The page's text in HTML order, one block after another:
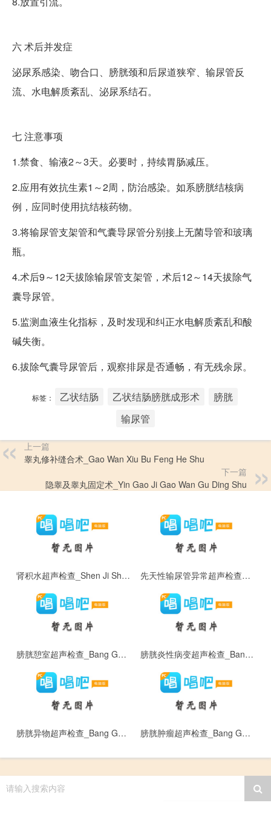
六术后并发症
泌尿系感染、吻合口、膀胱颈和后尿道狭窄、输尿管反
流、水电解质紊乱、泌尿系结石。
七注意事项
1.禁食、输液2～3天。必要时，持续胃肠减压。
2.应用有效抗生素1～2周，防治感染。如系膀胱结核病
例，应同时使用抗结核药物。
3.将输尿管支架管和气囊导尿管分别接上无菌导管和玻璃
瓶。
4.术后9～12天拔除输尿管支架管，术后12～14天拔除气
囊导尿管。
5.监测血液生化指标，及时发现和纠正水电解质紊乱和酸
碱失衡。
6.拔除气囊导尿管后，观察排尿是否通畅，有无残余尿。
标签： 乙状结肠 乙状结肠膀胱成形术
膀胱
输尿管
上一篇
睾丸修补缝合术_Gao Wan Xiu Bu Feng He Shu
下一篇
隐睾及睾丸固定术_Yin Gao Ji Gao Wan Gu Ding Shu
肾积水超声检查_Shen Ji Shui Chao Sheng Jian Cha 先天性输尿管异常超声检查_Xian Tian Xing Shu Niao Guan Yi Chang Chao Sheng Jian Cha
膀胱憩室超声检查_Bang Guang Qi Shi Chao Sheng Jian Cha 膀胱炎性病变超声检查_Bang Guang Yan Xing Bing Bian Chao Sheng Jian Cha
膀胱异物超声检查_Bang Guang Yi Wu Chao Sheng Jian Cha 膀胱肿瘤超声检查_Bang Guang Zhong Liu Chao Sheng Jian Cha
请输入搜索内容